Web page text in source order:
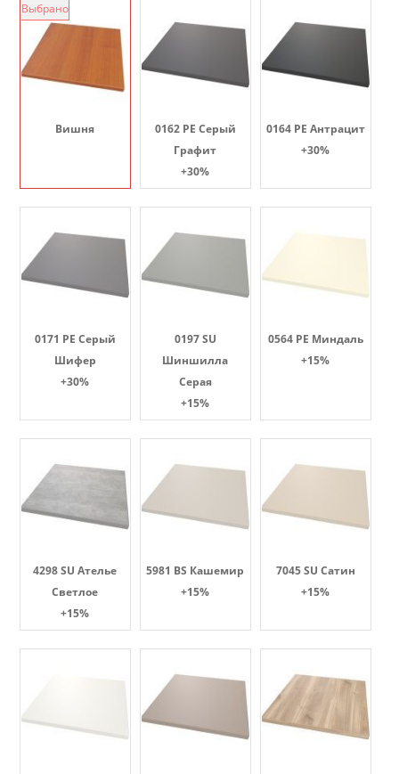
Вишня
Выбрано
0162 PE Серый
Графит
+30%
0164 PE Антрацит
+30%
0171 PE Серый
Шифер
+30%
0197 SU
Шиншилла
Серая
+15%
0564 PE Миндаль
+15%
4298 SU Ателье
Светлое
+15%
5981 BS Кашемир
+15%
7045 SU Сатин
+15%